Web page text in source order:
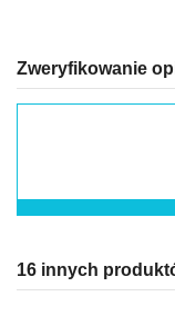
Zweryfikowanie
16 innych